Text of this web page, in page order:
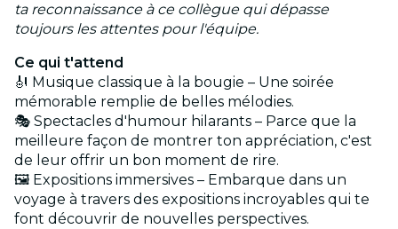
ta reconnaissance à ce collègue qui dépasse
toujours les attentes pour l'équipe.
Ce qui t'attend
🎻 Musique classique à la bougie – Une soirée
mémorable remplie de belles mélodies.
🎭 Spectacles d'humour hilarants – Parce que la
meilleure façon de montrer ton appréciation, c'est
de leur offrir un bon moment de rire.
🖼️ Expositions immersives – Embarque dans un
voyage à travers des expositions incroyables qui te
font découvrir de nouvelles perspectives.